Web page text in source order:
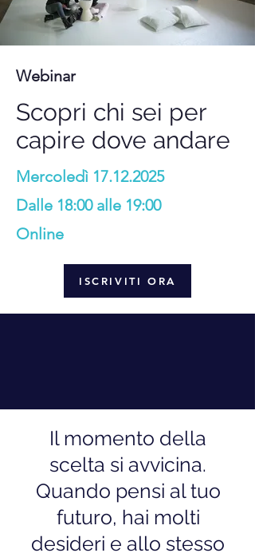
Webinar
Scopri chi sei per
capire dove andare
Mercoledì 17.12.2025
Dalle 18:00 alle 19:00
Online
ISCRIVITI ORA
Il momento della
scelta si avvicina.
Quando pensi al tuo
futuro, hai molti
desideri e allo stesso